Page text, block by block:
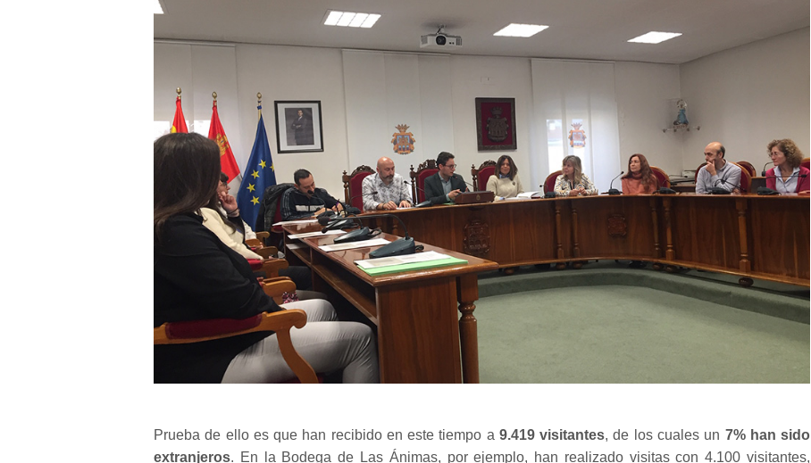
Prueba de ello es que han recibido en este tiempo a 9.419 visitantes, de los cuales un 7% han sido
extranjeros. En la Bodega de Las Ánimas, por ejemplo, han realizado visitas con 4.100 visitantes,